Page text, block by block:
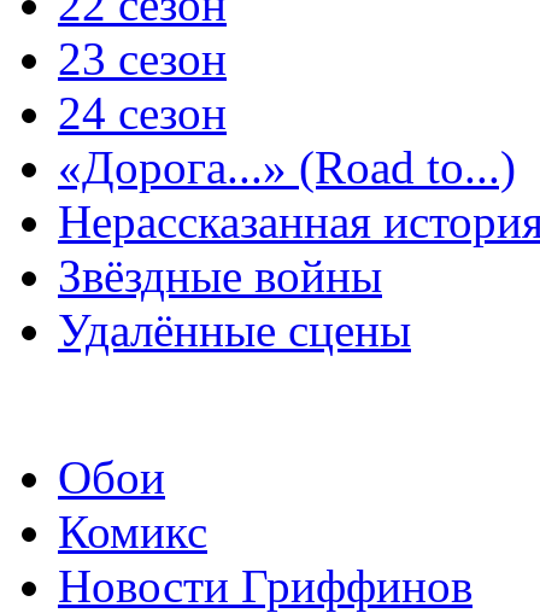
23 сезон
24 сезон
«Дорога...» (Road to...)
Нерассказанная
Звёздные войны
Удалённые сцены
Обои
Комикс
Новости Гриффинов